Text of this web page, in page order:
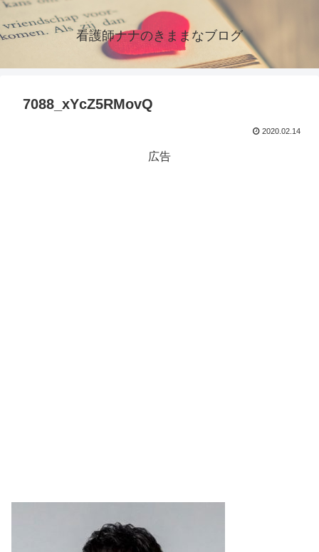
看護師ナナのきままなブログ
7088_xYcZ5RMovQ
2020.02.14
広告